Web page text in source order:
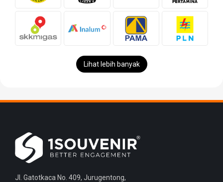
Lihat lebih banyak
Jl. Gatotkaca No. 409, Jurugentong,